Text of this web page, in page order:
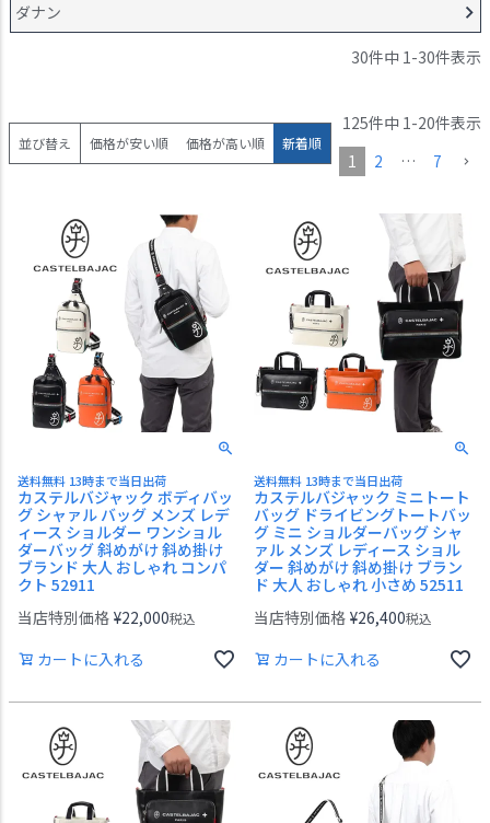
ダナン
30件中 1-30件表示
並び替え 価格が安い順 価格が高い順 新着順
125件中 1-20件表示
1
2 … 7
送料無料 13時まで当日出荷
カステルバジャック ボディバッ
グ シャァル バッグ メンズ レデ
ィース ショルダー ワンショル
ダーバッグ 斜めがけ 斜め掛け
ブランド 大人 おしゃれ コンパ
クト 52911
当店特別価格 ¥22,000税込
カートに入れる
送料無料 13時まで当日出荷
カステルバジャック ミニトート
バッグ ドライビングトートバッ
グ ミニ ショルダーバッグ シャ
ァル メンズ レディース ショル
ダー 斜めがけ 斜め掛け ブラン
ド 大人 おしゃれ 小さめ 52511
当店特別価格 ¥26,400税込
カートに入れる